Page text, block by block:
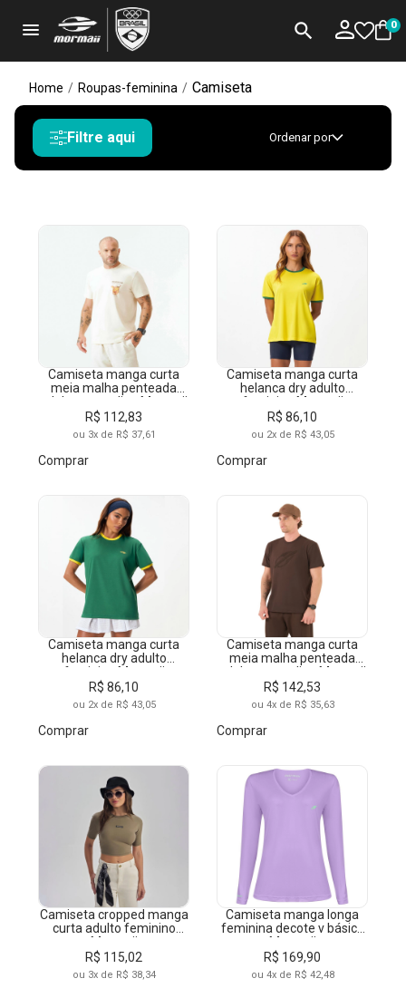
menu search 0
Home / Roupas-feminina / Camiseta
Filtre aqui Ordenar por
Camiseta manga curta
meia malha penteada
adulto masculino Mormaii
R$ 112,83
ou 3x de R$ 37,61
Comprar
Camiseta manga curta
helanca dry adulto
feminino Mormaii
R$ 86,10
ou 2x de R$ 43,05
Comprar
Camiseta manga curta
helanca dry adulto
feminino Mormaii
R$ 86,10
ou 2x de R$ 43,05
Comprar
Camiseta manga curta
meia malha penteada
adulto masculino Mormaii
R$ 142,53
ou 4x de R$ 35,63
Comprar
Camiseta cropped manga
curta adulto feminino
Mormaii
R$ 115,02
ou 3x de R$ 38,34
Camiseta manga longa
feminina decote v básica
Mormaii
R$ 169,90
ou 4x de R$ 42,48